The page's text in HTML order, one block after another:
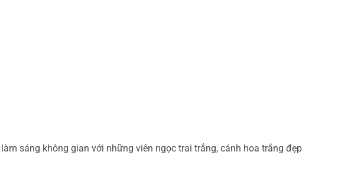
sáng không gian với những viên ngọc trai trắng, cánh hoa trắng đẹp